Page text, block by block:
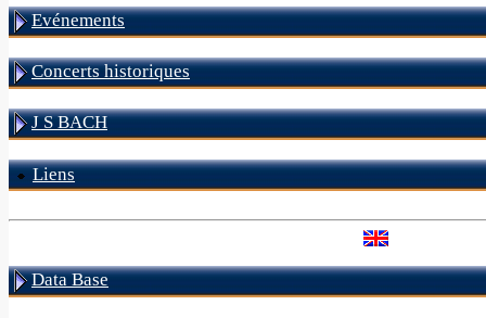
Evénements
Concerts historiques
J S BACH
Liens
Data Base